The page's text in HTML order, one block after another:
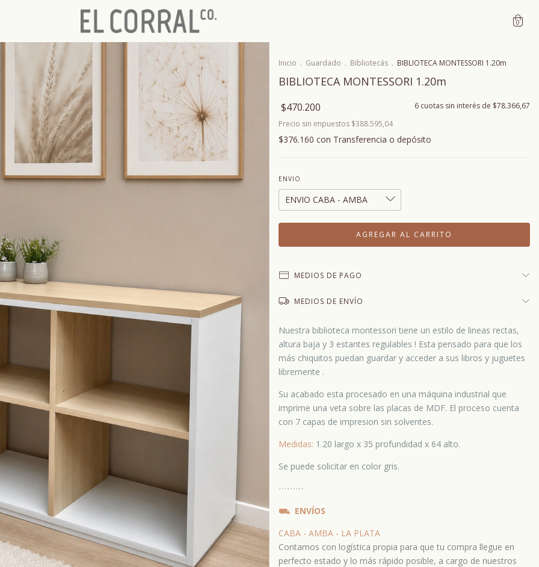
0
Inicio . Guardado . Bibliotecás . BIBLIOTECA MONTESSORI 1.20m
BIBLIOTECA MONTESSORI 1.20m
$470.200 6 cuotas sin interés de $78.366,67
Precio sin impuestos $388.595,04
$376.160 con Transferencia o depósito
ENVIO
MEDIOS DE PAGO
MEDIOS DE ENVÍO
Nuestra biblioteca montessori tiene un estilo de lineas rectas,
altura baja y 3 estantes regulables ! Esta pensado para que los
más chiquitos puedan guardar y acceder a sus libros y juguetes
libremente .
Su acabado esta procesado en una máquina industrial que
imprime una veta sobre las placas de MDF. El proceso cuenta
con 7 capas de impresion sin solventes.
Medidas: 1.20 largo x 35 profundidad x 64 alto.
Se puede solicitar en color gris.
⋯⋯⋯
⛟ ENVÍOS
CABA - AMBA - LA PLATA
Contamos con logística propia para que tu compra llegue en
perfecto estado y lo más rápido posible, a cargo de nuestros